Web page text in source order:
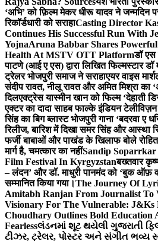
‘अभि’ को फ़िल्म मेकर धीरू यादव ने जन्मदिन
रिकॉर्डधारी को सराहाCasting Director
Continues His Successful Run With
YojnaAruna Babbar Shares
Health At MSTV OTT Platformडॉ एस
पाटणे (आई ए एस) द्वारा लिखित फिल्मस्टार
ट्रेलर भोजपुरी समाज ने सराहाएयर वाइस
संदीप रावत, नीलू रावत और अमित मिश्रा का
दिलएक्ट्रेस यास्मीन खान को फिल्म ‘देहाती
एक्टर का दादा साहब फाल्के इंडियन टेलीविज़न
सिंह का बिग ब्लास्ट भोजपुरी गाना ‘बदरवा
रिलीज, बारिश में दिखा समर सिंह और आस्था
फर्जी बाबाओं और पाखंड के खिलाफ बोले रोहित
मार्ग है, चमत्कार का नहींSandip
Film Festival In Kyrgyzstanबख्तवार
– लंदन’ और डॉ. माधुरी पानमंद को ‘बुक ऑफ़
सम्मानित किया गया।The Journey Of
Amitabh Ranjan From Journalist To
Visionary For The Vulnerable: J&Ks
Choudhary Outlines Bold Education
Fearlessલંડનમાં શૂટ થયેલી ગુજરાતી
ટીઝર, ટ્રેલર, પોસ્ટર અને સંગીત ભવ્ય